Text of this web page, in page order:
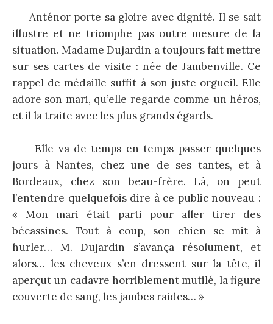
Anténor porte sa gloire avec dignité. Il se sait
illustre et ne triomphe pas outre mesure de la
situation. Madame Dujardin a toujours fait mettre
sur ses cartes de visite : née de Jambenville. Ce
rappel de médaille suffit à son juste orgueil. Elle
adore son mari, qu’elle regarde comme un héros,
et il la traite avec les plus grands égards.
Elle va de temps en temps passer quelques
jours à Nantes, chez une de ses tantes, et à
Bordeaux, chez son beau-frère. Là, on peut
l’entendre quelquefois dire à ce public nouveau :
« Mon mari était parti pour aller tirer des
bécassines. Tout à coup, son chien se mit à
hurler… M. Dujardin s’avança résolument, et
alors… les cheveux s’en dressent sur la tête, il
aperçut un cadavre horriblement mutilé, la figure
couverte de sang, les jambes raides… »